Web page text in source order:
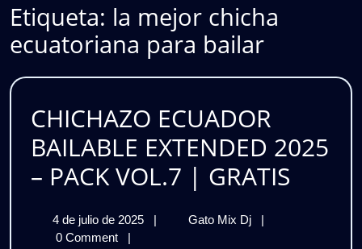
Etiqueta: la mejor chicha
ecuatoriana para bailar
CHICHAZO ECUADOR
BAILABLE EXTENDED 2025
– PACK VOL.7 | GRATIS
4 de julio de 2025 | Gato Mix Dj
CHICHAZO
|
0 Comment
|